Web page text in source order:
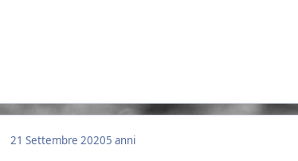
21 Settembre 20205 anni